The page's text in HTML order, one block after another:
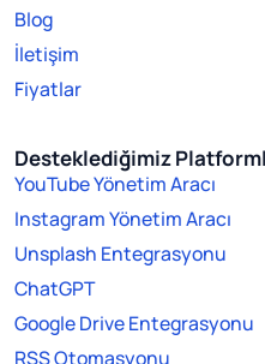
Blog
İletişim
Fiyatlar
Desteklediğimiz
YouTube Yönetim Aracı
Instagram Yönetim Aracı
Unsplash Entegrasyonu
ChatGPT
Google Drive Entegrasyonu
RSS Otomasyonu